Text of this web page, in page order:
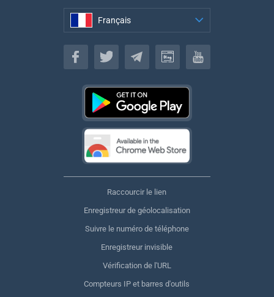
Français
Français
Raccourcir le lien
Enregistreur de géolocalisation
Suivre le numéro de téléphone
Enregistreur invisible
Vérification de l'URL
Compteurs IP et barres d'outils